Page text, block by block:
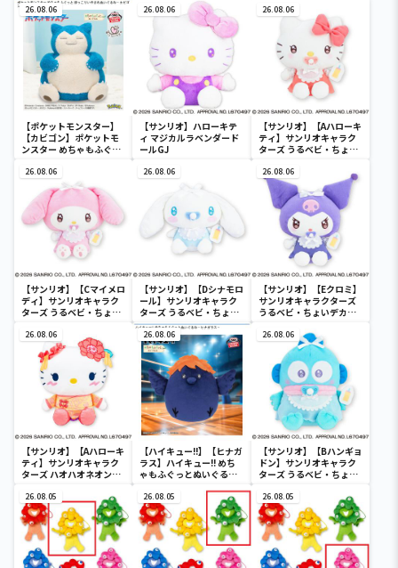
26.08.06
【ポケットモンスター】
【カビゴン】ポケットモ
ンスター めちゃもふぐっ
ぐるみ～カビゴン～
26.08.06
【サンリオ】ハローキテ
ィ マジカルラベンダード
ールGJ
26.08.06
【サンリオ】【Aハローキ
ティ】サンリオキャラク
ターズ うるベビ・ちょい
26.08.06
【サンリオ】【Cマイメロ
ディ】サンリオキャラク
ターズ うるベビ・ちょい
26.08.06
【サンリオ】【Dシナモロ
ール】サンリオキャラク
ターズ うるベビ・ちょい
デカドール
26.08.06
【サンリオ】【Eクロミ】
サンリオキャラクターズ
うるベビ・ちょいデカド
26.08.06
【サンリオ】【Aハローキ
ティ】サンリオキャラク
ターズ ハオハオネオンタ
26.08.06
【ハイキュー!!】【ヒナガ
ラス】ハイキュー!! めち
ゃもふぐっとぬいぐるみ
26.08.06
【サンリオ】【Bハンギョ
ドン】サンリオキャラク
ターズ うるベビ・ちょい
26.08.05 26.08.05 26.08.05